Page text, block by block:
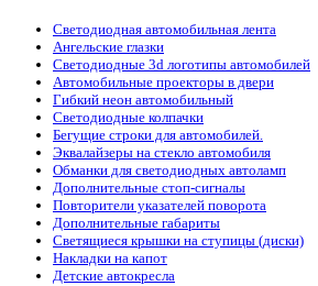
Светодиодная автомобильная лента
Ангельские глазки
Светодиодные 3d логотипы автомобилей
Автомобильные проекторы в двери
Гибкий неон автомобильный
Светодиодные колпачки
Бегущие строки для автомобилей.
Эквалайзеры на стекло автомобиля
Обманки для светодиодных автоламп
Дополнительные стоп-сигналы
Повторители указателей поворота
Дополнительные габариты
Светящиеся крышки на ступицы (диски)
Накладки на капот
Детские автокресла